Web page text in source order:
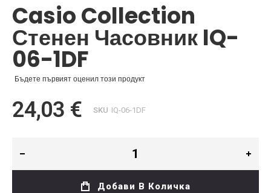
на
галерия
със
снимки
Casio Collection
Стенен Часовник IQ-
06-1DF
Бъдете първият оценил този продукт
24,03 € SKU IQ-06-1DF
Добави В Количка